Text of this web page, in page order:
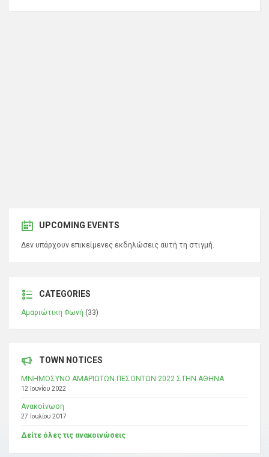
UPCOMING EVENTS
Δεν υπάρχουν επικείμενες εκδηλώσεις αυτή τη στιγμή.
CATEGORIES
Αμαριώτικη Φωνή (33)
TOWN NOTICES
ΜΝΗΜΟΣΥΝΟ ΑΜΑΡΙΩΤΩΝ ΠΕΣΟΝΤΩΝ 2022 ΣΤΗΝ ΑΘΗΝΑ
12 Ιουνίου 2022
Ανακοίνωση
27 Ιουλίου 2017
Δείτε όλες τις ανακοινώσεις